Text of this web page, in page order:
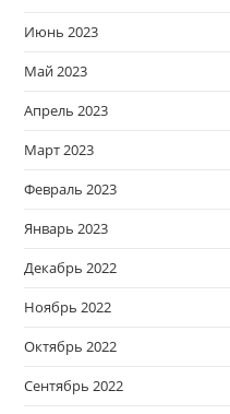
Июнь 2023
Май 2023
Апрель 2023
Март 2023
Февраль 2023
Январь 2023
Декабрь 2022
Ноябрь 2022
Октябрь 2022
Сентябрь 2022